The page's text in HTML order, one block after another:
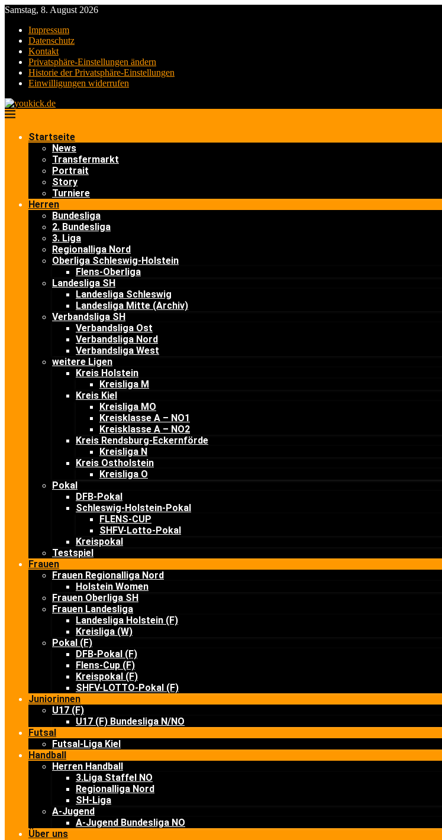
Samstag, 8. August 2026
Impressum
Datenschutz
Kontakt
Privatsphäre-Einstellungen ändern
Historie der Privatsphäre-Einstellungen
Einwilligungen widerrufen
Startseite
News
Transfermarkt
Portrait
Story
Turniere
Herren
Bundesliga
2. Bundesliga
3. Liga
Regionalliga Nord
Oberliga Schleswig-Holstein
Flens-Oberliga
Landesliga SH
Landesliga Schleswig
Landesliga Mitte (Archiv)
Verbandsliga SH
Verbandsliga Ost
Verbandsliga Nord
Verbandsliga West
weitere Ligen
Kreis Holstein
Kreisliga M
Kreis Kiel
Kreisliga MO
Kreisklasse A – NO1
Kreisklasse A – NO2
Kreis Rendsburg-Eckernförde
Kreisliga N
Kreis Ostholstein
Kreisliga O
Pokal
DFB-Pokal
Schleswig-Holstein-Pokal
FLENS-CUP
SHFV-Lotto-Pokal
Kreispokal
Testspiel
Frauen
Frauen Regionalliga Nord
Holstein Women
Frauen Oberliga SH
Frauen Landesliga
Landesliga Holstein (F)
Kreisliga (W)
Pokal (F)
DFB-Pokal (F)
Flens-Cup (F)
Kreispokal (F)
SHFV-LOTTO-Pokal (F)
Juniorinnen
U17 (F)
U17 (F) Bundesliga N/NO
Futsal
Futsal-Liga Kiel
Handball
Herren Handball
3.Liga Staffel NO
Regionalliga Nord
SH-Liga
A-Jugend
A-Jugend Bundesliga NO
Über uns